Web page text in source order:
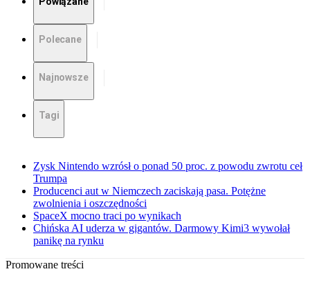
Polecane
Najnowsze
Tagi
Zysk Nintendo wzrósł o ponad 50 proc. z powodu zwrotu ceł
Trumpa
Producenci aut w Niemczech zaciskają pasa. Potężne
zwolnienia i oszczędności
SpaceX mocno traci po wynikach
Chińska AI uderza w gigantów. Darmowy Kimi3 wywołał
panikę na rynku
Promowane treści